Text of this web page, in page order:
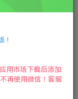
程 ③ 游戏运行
|+修改器|2025年
！
用市场下载后添加
再使用微信！客服